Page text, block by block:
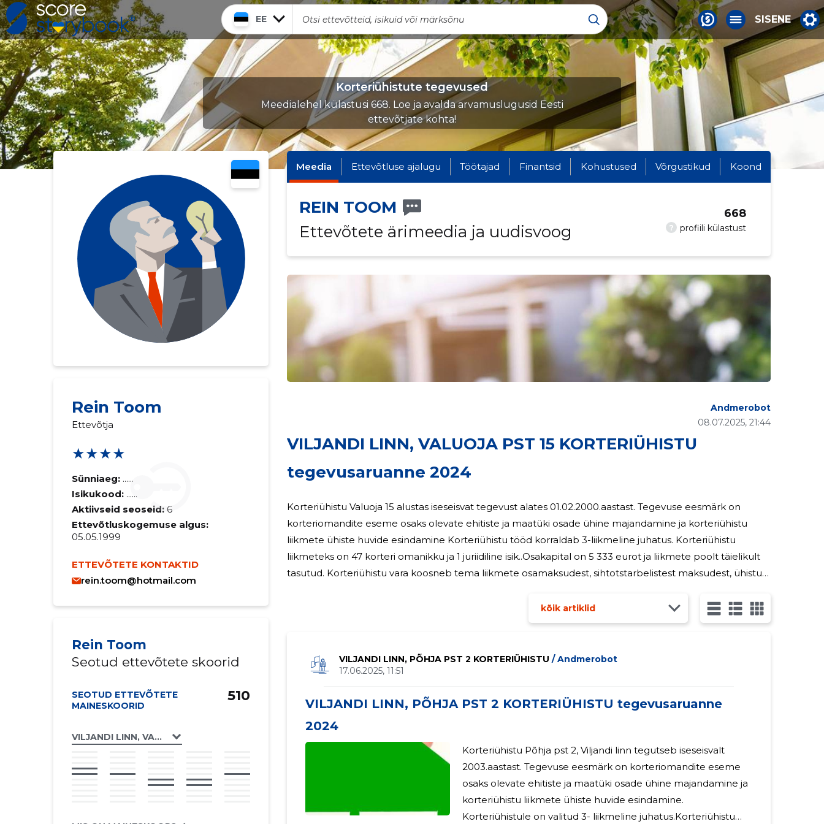
EE SISENE
Korteriühistute tegevused
Meedialehel külastusi 668. Loe ja avalda arvamuslugusid Eesti
ettevõtjate kohta!
Rein Toom
Ettevõtja
★★★★
Sünniaeg: ......
Isikukood: ......
Aktiivseid seoseid: 6
Ettevõtluskogemuse algus:
05.05.1999
ETTEVÕTETE KONTAKTID
rein.toom@hotmail.com
Rein Toom
Seotud ettevõtete skoorid
SEOTUD ETTEVÕTETE
MAINESKOORID
VILJANDI LINN, VALUOJA PST 15A KORTERIÜHISTU
510
Meedia Ettevõtluse ajalugu Töötajad Finantsid Kohustused Võrgustikud Koond
REIN TOOM
Ettevõtete ärimeedia ja uudisvoog
? profiili külastust
668
VILJANDI LINN, VALUOJA PST 15 KORTERIÜHISTU
tegevusaruanne 2024
08.07.2025, 21:44
Andmerobot
Korteriühistu Valuoja 15 alustas iseseisvat tegevust alates 01.02.2000.aastast. Tegevuse eesmärk on
korteriomandite eseme osaks olevate ehitiste ja maatüki osade ühine majandamine ja korteriühistu
liikmete ühiste huvide esindamine Korteriühistu tööd korraldab 3-liikmeline juhatus. Korteriühistu
liikmeteks on 47 korteri omanikku ja 1 juriidiline isik..Osakapital on 5 333 eurot ja liikmete poolt täielikult
tasutud. Korteriühistu vara koosneb tema liikmete osamaksudest, sihtotstarbelistest maksudest, ühistu
kõik artiklid
VILJANDI LINN, PÕHJA PST 2 KORTERIÜHISTU / Andmerobot
17.06.2025, 11:51
VILJANDI LINN, PÕHJA PST 2 KORTERIÜHISTU tegevusaruanne
2024
Korteriühistu Põhja pst 2, Viljandi linn tegutseb iseseisvalt
2003.aastast. Tegevuse eesmärk on korteriomandite eseme
osaks olevate ehitiste ja maatüki osade ühine majandamine ja
korteriühistu liikmete ühiste huvide esindamine.
Korteriühistule on valitud 3- liikmeline juhatus.Korteriühistu